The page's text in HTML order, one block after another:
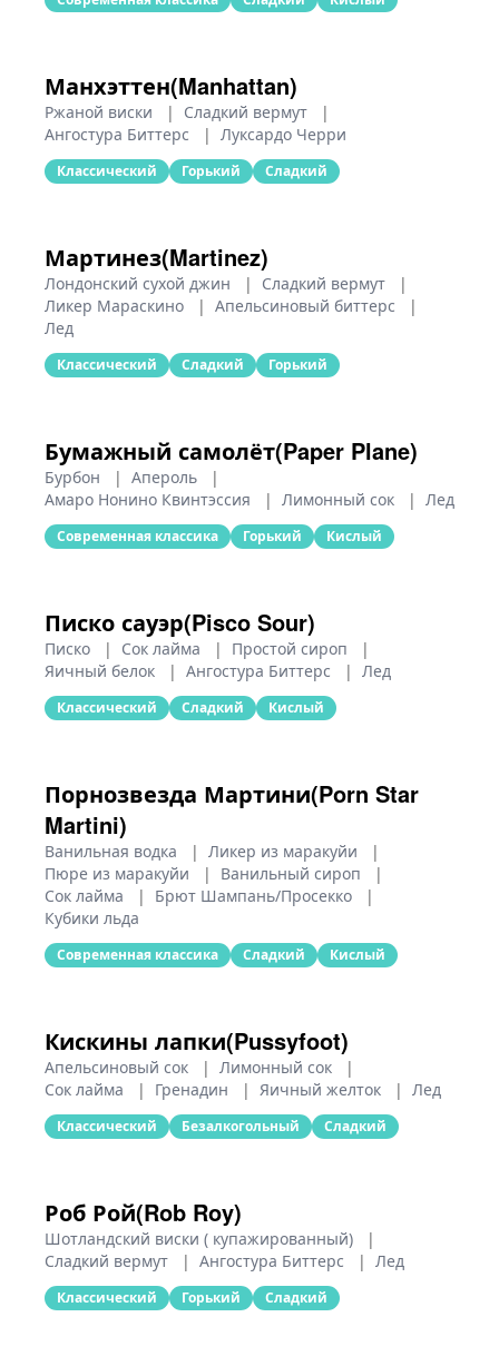
Манхэттен(Manhattan)
Ржаной виски | Сладкий вермут
|
Ангостура Биттерс
| Луксардо Черри
Классический Горький Сладкий
Мартинез(Martinez)
Лондонский сухой джин | Сладкий вермут
|
Ликер Мараскино
| Апельсиновый биттерс
|
Лед
Классический Сладкий Горький
Бумажный самолёт(Paper Plane)
Бурбон | Апероль
|
Амаро Нонино Квинтэссия
| Лимонный сок | Лед
Современная классика Горький Кислый
Писко сауэр(Pisco Sour)
Писко | Сок лайма | Простой сироп
|
Яичный белок
| Ангостура Биттерс | Лед
Классический Сладкий Кислый
Порнозвезда Мартини(Porn Star
Martini)
Ванильная водка | Ликер из маракуйи
|
Пюре из маракуйи
| Ванильный сироп
|
Сок лайма
| Брют Шампань/Просекко
|
Кубики льда
Современная классика Сладкий Кислый
Кискины лапки(Pussyfoot)
Апельсиновый сок | Лимонный сок
|
Сок лайма
| Гренадин | Яичный желток | Лед
Классический Безалкогольный Сладкий
Роб Рой(Rob Roy)
Шотландский виски ( купажированный)
|
Сладкий вермут
| Ангостура Биттерс | Лед
Классический Горький Сладкий